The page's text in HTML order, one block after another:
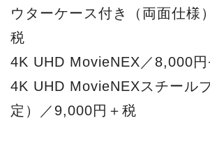
ウターケース付き（両面仕様
税
4K UHD MovieNEX／8,000
4K UHD MovieNEXスチール
定）／9,000円＋税